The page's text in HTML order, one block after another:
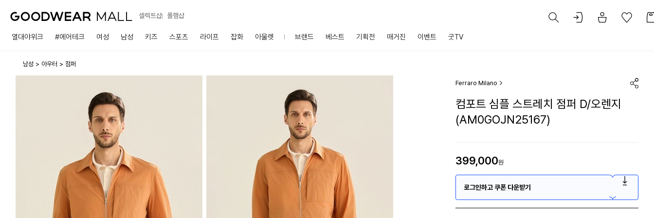
셀렉트샵 폴햄샵
열대야위크 #에어테크 여성 남성 키즈 스포츠 라이프 잡화 아울렛 브랜드 베스트 기획전 매거진 이벤트 굿TV
남성 아우터 점퍼
Ferraro Milano
컴포트 심플 스트레치 점퍼 D/오렌지
(AM0GOJN25167)
399,000원
로그인하고 쿠폰 다운받기